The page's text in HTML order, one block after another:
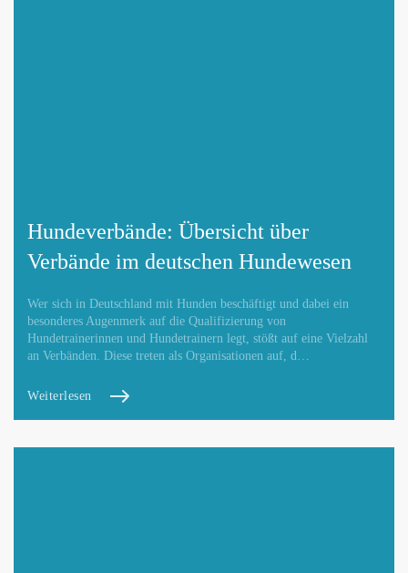
Hundeverbände: Übersicht über
Verbände im deutschen Hundewesen
Wer sich in Deutschland mit Hunden beschäftigt und dabei ein
besonderes Augenmerk auf die Qualifizierung von
Hundetrainerinnen und Hundetrainern legt, stößt auf eine Vielzahl
an Verbänden. Diese treten als Organisationen auf, d…
Weiterlesen